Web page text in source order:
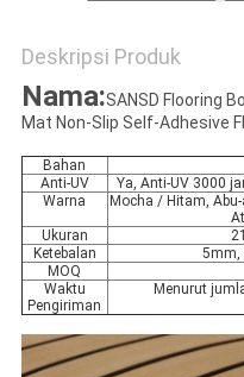
Deskripsi Produk
Nama:SANSD Flooring
Mat Non-Slip Self-Adhesive
Bahan
Anti-UV
Ya, Anti-UV 3000
Warna
Mocha / Hitam,
Ukuran
Ketebalan
5mm,
MOQ
Waktu
Pengiriman
Menurut